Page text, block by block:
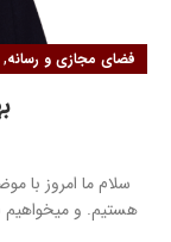
فضای مجازی و رسانه,
هستیم. و میخواهیم